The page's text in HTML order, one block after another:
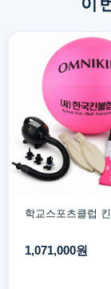
학교스포츠클럽
1,071,000원